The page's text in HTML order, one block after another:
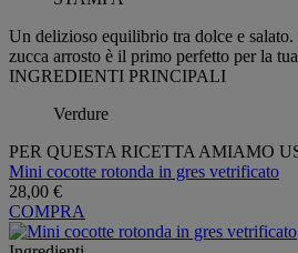
Un delizioso equilibrio tra dolce e
zucca arrosto è il primo perfetto per la
INGREDIENTI PRINCIPALI
Verdure
PER QUESTA RICETTA AMIAMO
Mini cocotte rotonda in gres vetrificato
28,00 €
COMPRA